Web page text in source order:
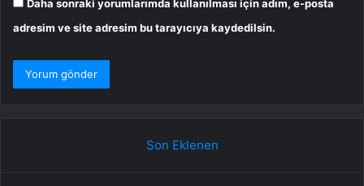
Daha sonraki yorumlarımda kullanılması için adım, e-posta
adresim ve site adresim bu tarayıcıya kaydedilsin.
Son Eklenen